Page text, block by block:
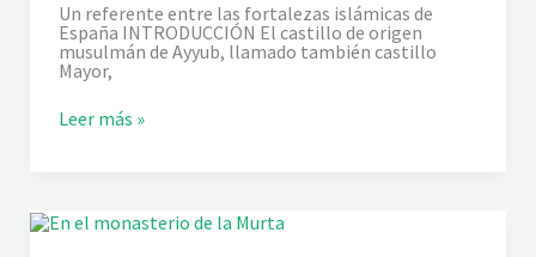
R
E
T
A
E
D
A
Un referente entre las fortalezas islámicas de
España INTRODUCCIÓN El castillo de origen
musulmán de Ayyub, llamado también castillo
Mayor,
C
A
Y
Leer más »